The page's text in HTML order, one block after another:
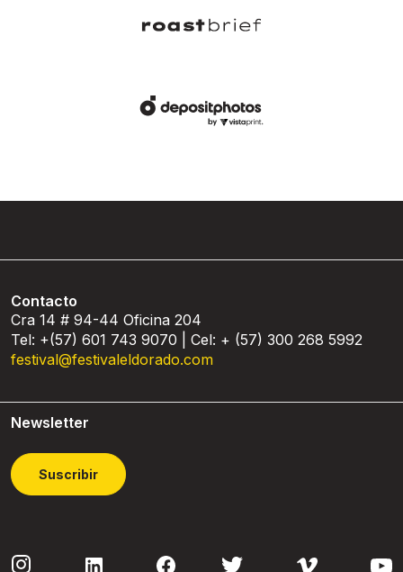
Contacto
Cra 14 # 94-44 Oficina 204
Tel: +(57) 601 743 9070 | Cel: + (57) 300 268 5992
festival@festivaleldorado.com
Newsletter
Suscribir